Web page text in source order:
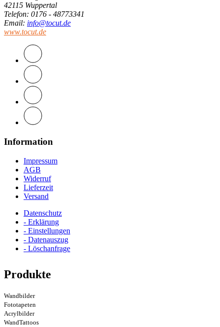
42115 Wuppertal
Telefon: 0176 - 48773341
Email: info@tocut.de
www.tocut.de
Information
Impressum
AGB
Widerruf
Lieferzeit
Versand
Datenschutz
- Erklärung
- Einstellungen
- Datenauszug
- Löschanfrage
Produkte
Wandbilder
Fototapeten
Acrylbilder
WandTattoos